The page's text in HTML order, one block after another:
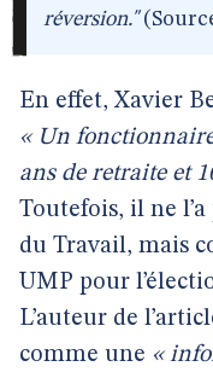
réversion."
En effet, Xavier
« Un
ans de retraite et
Toutefois, il ne
du Travail, mais
UMP pour
L’auteur de
comme une «